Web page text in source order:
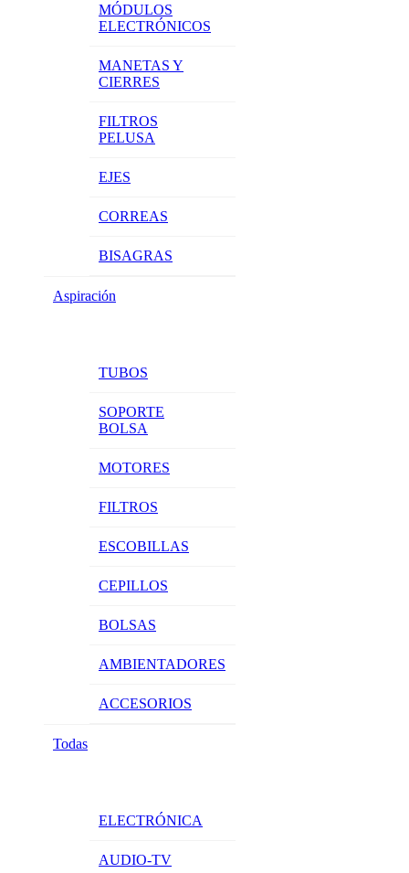
MÓDULOS
ELECTRÓNICOS
MANETAS Y
CIERRES
FILTROS
PELUSA
EJES
CORREAS
BISAGRAS
Aspiración
TUBOS
SOPORTE
BOLSA
MOTORES
FILTROS
ESCOBILLAS
CEPILLOS
BOLSAS
AMBIENTADORES
ACCESORIOS
Todas
ELECTRÓNICA
AUDIO-TV